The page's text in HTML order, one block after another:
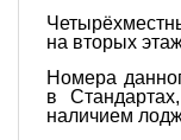
на вторых
Номера
в
наличием